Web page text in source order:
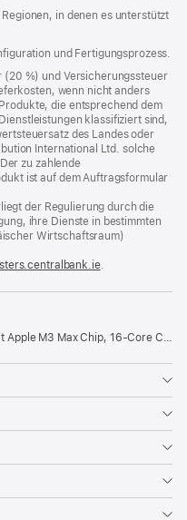
in denen es unterstützt
und Fertigungsprozess.
(20 %) und Versicherungssteuer
wenn nicht anders
die entsprechend dem
klassifiziert sind,
des Landes oder
International Ltd. solche
zu zahlende
ist auf dem Auftragsformular
der Regulierung durch die
ihre Dienste in bestimmten
Wirtschaftsraum)
(Öffnet
neues
.
16‑Core CPU und 40‑Core GPU - Space Schwarz